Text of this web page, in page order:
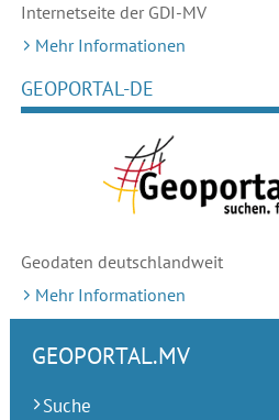
Internetseite der GDI-MV
Mehr Informationen
GEOPORTAL-DE
Geodaten deutschlandweit
Mehr Informationen
GEOPORTAL.MV
Suche